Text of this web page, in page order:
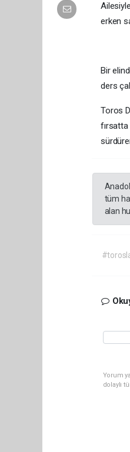
erken
Bir
ders
Toros
fırsatta
tüm
alan
Yorum
dolaylı